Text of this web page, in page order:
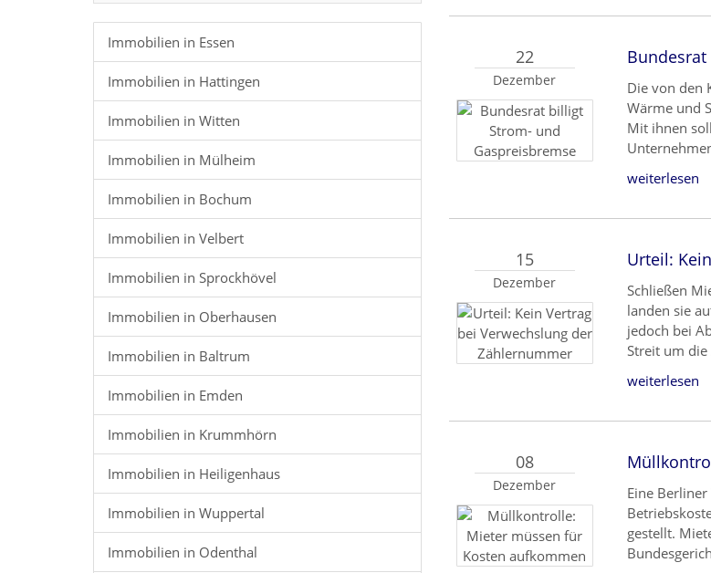
22
Dezember
Die von den
Wärme und
Mit ihnen
weiterlesen
15
Dezember
Urteil:
Schließen
landen sie
jedoch bei
Streit um die
weiterlesen
08
Dezember
Eine
gestellt.
Immobilien in Essen
Immobilien in Hattingen
Immobilien in Witten
Immobilien in Mülheim
Immobilien in Bochum
Immobilien in Velbert
Immobilien in Sprockhövel
Immobilien in Oberhausen
Immobilien in Baltrum
Immobilien in Emden
Immobilien in Krummhörn
Immobilien in Heiligenhaus
Immobilien in Wuppertal
Immobilien in Odenthal